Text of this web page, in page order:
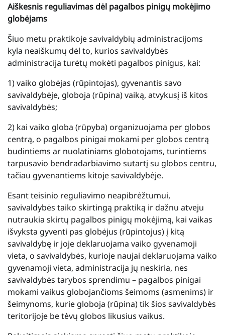
Aiškesnis reguliavimas dėl pagalbos pinigų mokėjimo
globėjams
Šiuo metu praktikoje savivaldybių administracijoms
kyla neaiškumų dėl to, kurios savivaldybės
administracija turėtų mokėti pagalbos pinigus, kai:
1) vaiko globėjas (rūpintojas), gyvenantis savo
savivaldybėje, globoja (rūpina) vaiką, atvykusį iš kitos
savivaldybės;
2) kai vaiko globa (rūpyba) organizuojama per globos
centrą, o pagalbos pinigai mokami per globos centrą
budintiems ar nuolatiniams globotojams, turintiems
tarpusavio bendradarbiavimo sutartį su globos centru,
tačiau gyvenantiems kitoje savivaldybėje.
Esant teisinio reguliavimo neapibrėžtumui,
savivaldybės taiko skirtingą praktiką ir dažnu atveju
nutraukia skirtų pagalbos pinigų mokėjimą, kai vaikas
išvyksta gyventi pas globėjus (rūpintojus) į kitą
savivaldybę ir joje deklaruojama vaiko gyvenamoji
vieta, o savivaldybės, kurioje naujai deklaruojama vaiko
gyvenamoji vieta, administracija jų neskiria, nes
savivaldybės tarybos sprendimu – pagalbos pinigai
mokami vaikus globojančioms šeimoms (asmenims) ir
šeimynoms, kurie globoja (rūpina) tik šios savivaldybės
teritorijoje be tėvų globos likusius vaikus.